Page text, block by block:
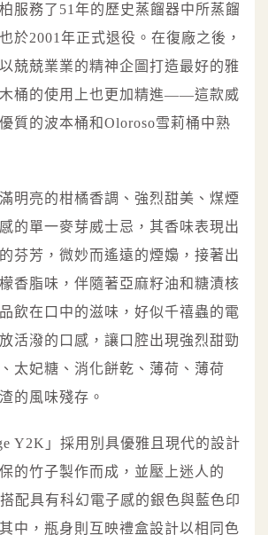
服務了51年的歷史蒸餾器中所蒸餾
於2001年正式退役。在復廠之後，
兢兢業業的精神企圖打造最好的雅
桶的使用上也更加精進——這款威
質的波本桶和Oloroso雪莉桶中熟
明亮的柑橘香調、強烈甜美、煤煙
的單一麥芽威士忌，其香味表現出
芬芳，微妙而遙遠的煙嬝，接著出
香脂味，伴隨著亞麻籽油和糖漬核
飲在口中的滋味，好似千禧蟲的電
活潑的口感，讓口腔出現強烈甜勁
太妃糖、消化餅乾、薄荷、薄荷
的風味殘存。
Y2K」採用別具優雅且現代的設計
的竹子製作而成，並壓上迷人的
配具有科幻電子感的銀色與藍色印
中，瓶身則互映禮盒設計以相同色